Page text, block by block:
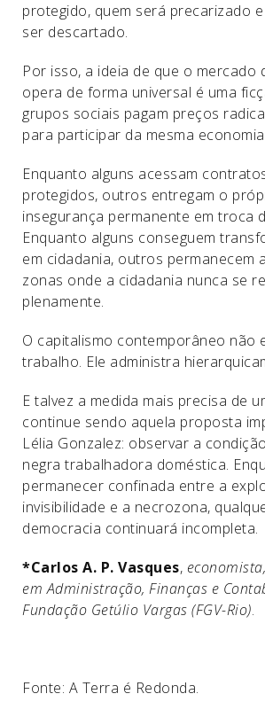
protegido, quem será precarizado
ser descartado.
Por isso, a ideia de que o mercado
opera de forma universal é uma
grupos sociais pagam preços
para participar da mesma
Enquanto alguns acessam
protegidos, outros entregam o
insegurança permanente em troca
Enquanto alguns conseguem
em cidadania, outros permanecem
zonas onde a cidadania nunca se
plenamente.
O capitalismo contemporâneo não
trabalho. Ele administra
E talvez a medida mais precisa de
continue sendo aquela proposta
Lélia Gonzalez: observar a
negra trabalhadora doméstica.
permanecer confinada entre a
invisibilidade e a necrozona,
democracia continuará incompleta.
*Carlos A. P. Vasques,
em Administração, Finanças e
Fundação Getúlio Vargas (FGV-Rio).
Fonte: A Terra é Redonda.